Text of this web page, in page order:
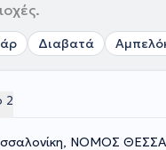
Διαβατά
2
ΝΟΜΟΣ